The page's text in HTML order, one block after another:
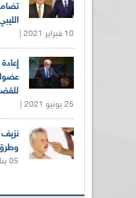
10 فبراير 2021 |
25 يونيو 2021 |
نزيف
05 يناير 2021 |